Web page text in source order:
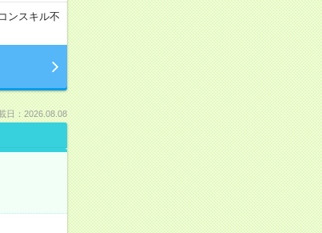
ンスキル不
日：2026.08.08